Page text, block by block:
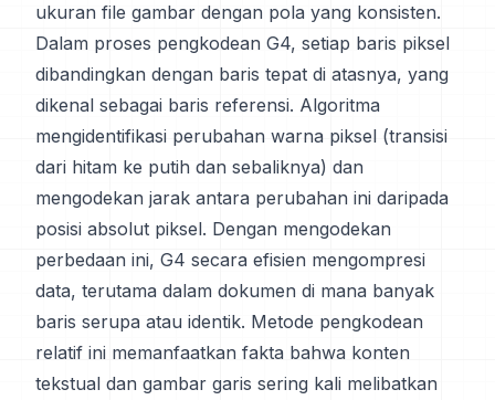
ukuran file gambar dengan pola yang konsisten.
Dalam proses pengkodean G4, setiap baris piksel
dibandingkan dengan baris tepat di atasnya, yang
dikenal sebagai baris referensi. Algoritma
mengidentifikasi perubahan warna piksel (transisi
dari hitam ke putih dan sebaliknya) dan
mengodekan jarak antara perubahan ini daripada
posisi absolut piksel. Dengan mengodekan
perbedaan ini, G4 secara efisien mengompresi
data, terutama dalam dokumen di mana banyak
baris serupa atau identik. Metode pengkodean
relatif ini memanfaatkan fakta bahwa konten
tekstual dan gambar garis sering kali melibatkan